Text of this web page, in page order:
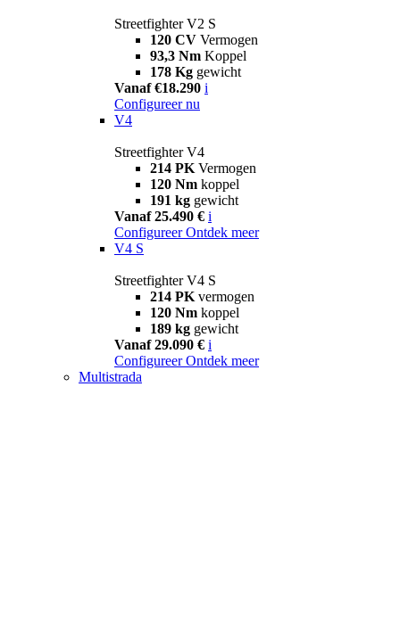
Streetfighter V2 S
120 CV Vermogen
93,3 Nm Koppel
178 Kg gewicht
Vanaf €18.290 i
Configureer nu
V4
Streetfighter V4
214 PK Vermogen
120 Nm koppel
191 kg gewicht
Vanaf 25.490 € i
Configureer Ontdek meer
V4 S
Streetfighter V4 S
214 PK vermogen
120 Nm koppel
189 kg gewicht
Vanaf 29.090 € i
Configureer Ontdek meer
Multistrada